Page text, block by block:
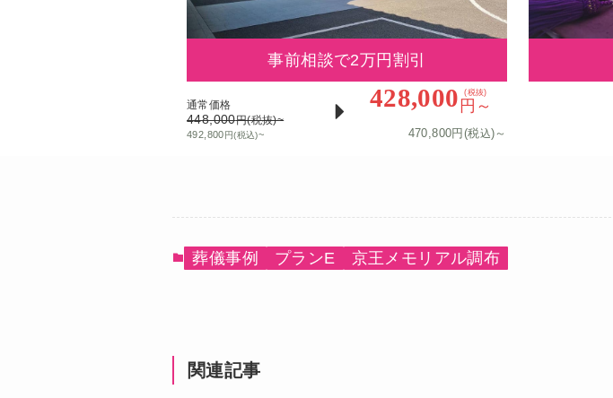
事前相談で2万円割引
通常価格
448,000円(税抜)~
492,800円(税込)~
428,000 (税抜)
円～
470,800円(税込)～
葬儀事例 プランE 京王メモリアル調布
関連記事